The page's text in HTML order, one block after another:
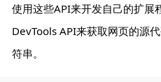
使用这些API来开发自己的扩展
DevTools API来获取网页的源
符串。